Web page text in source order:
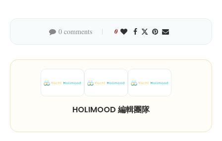
0 comments 0
HOLIMOOD 編輯團隊